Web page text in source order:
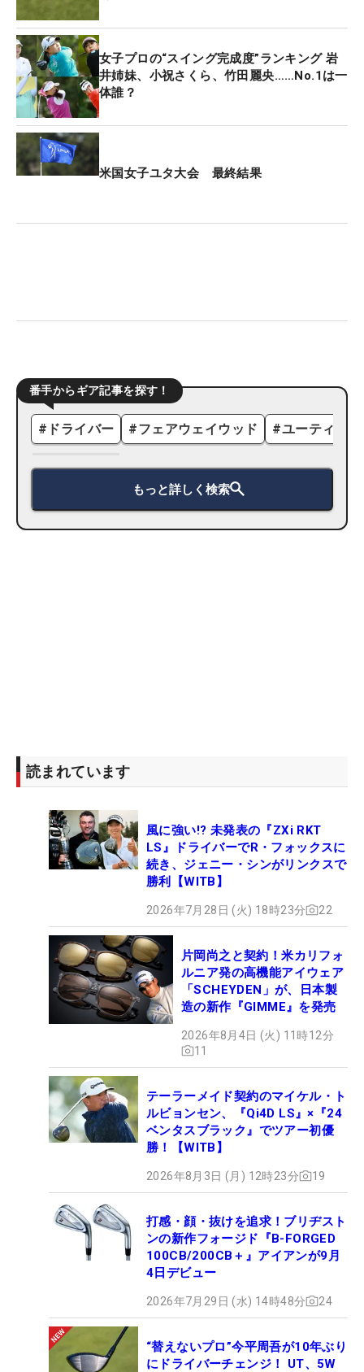
女子プロの“スイング完成度”ランキング 岩
井姉妹、小祝さくら、竹田麗央……No.1は一
体誰？
米国女子ユタ大会 最終結果
番手からギア記事を探す！
# ドライバー #フェアウェイウッド #ユーティリ
もっと詳しく検索
読まれています
風に強い!? 未発表の『ZXi RKT
LS』ドライバーでR・フォックスに
続き、ジェニー・シンがリンクスで
勝利【WITB】
2026年7月28日 (火) 18時23分 22
片岡尚之と契約！米カリフォ
ルニア発の高機能アイウェア
「SCHEYDEN」が、日本製
造の新作『GIMME』を発売
2026年8月4日 (火) 11時12分
11
テーラーメイド契約のマイケル・ト
ルビョンセン、『Qi4D LS』×『24
ベンタスブラック』でツアー初優
勝！【WITB】
2026年8月3日 (月) 12時23分 19
打感・顔・抜けを追求！ブリヂスト
ンの新作フォージド『B-FORGED
100CB/200CB＋』アイアンが9月
4日デビュー
2026年7月29日 (水) 14時48分 24
“替えないプロ”今平周吾が10年ぶり
にドライバーチェンジ！ UT、5W